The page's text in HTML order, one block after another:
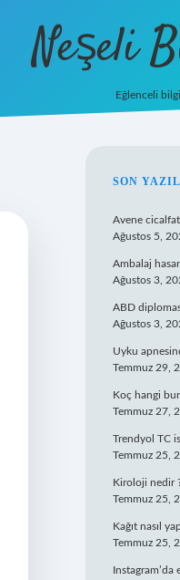
Neşeli
Eğlenceli
SON
Avene
Ağustos 5,
Ambalaj
Ağustos 3,
ABD
Ağustos 3,
Uyku
Temmuz 29,
Koç hangi
Temmuz 27,
Trendyol TC
Temmuz 25,
Kiroloji nedir
Temmuz 25,
Kağıt nasıl
Temmuz 25,
Instagram’da